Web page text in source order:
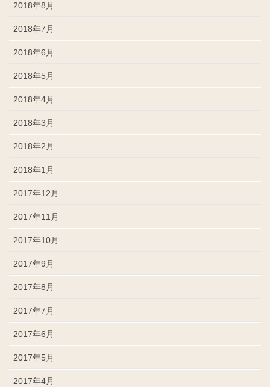
2018年8月
2018年7月
2018年6月
2018年5月
2018年4月
2018年3月
2018年2月
2018年1月
2017年12月
2017年11月
2017年10月
2017年9月
2017年8月
2017年7月
2017年6月
2017年5月
2017年4月